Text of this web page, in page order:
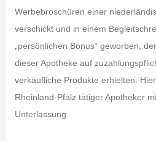
Werbebroschüren einer
verschickt und in einem
„persönlichen Bonus“ geworben,
dieser Apotheke auf
verkäufliche Produkte erhielten.
Rheinland-Pfalz tätiger Apotheker
Unterlassung.